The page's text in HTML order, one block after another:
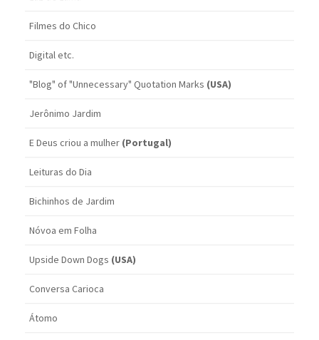
Filmes do Chico
Digital etc.
"Blog" of "Unnecessary" Quotation Marks (USA)
Jerônimo Jardim
E Deus criou a mulher (Portugal)
Leituras do Dia
Bichinhos de Jardim
Nóvoa em Folha
Upside Down Dogs (USA)
Conversa Carioca
Átomo